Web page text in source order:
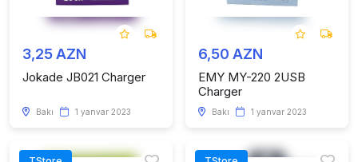
3,25 AZN
Jokade JB021 Charger
Bakı 1 yanvar 2023
6,50 AZN
EMY MY-220 2USB
Charger
Bakı 1 yanvar 2023